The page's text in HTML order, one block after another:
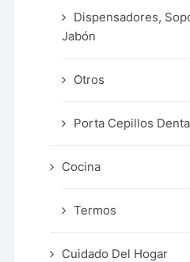
Dispensadores,
Jabón
Otros
Porta Cepillos
Cocina
Termos
Cuidado Del Hogar